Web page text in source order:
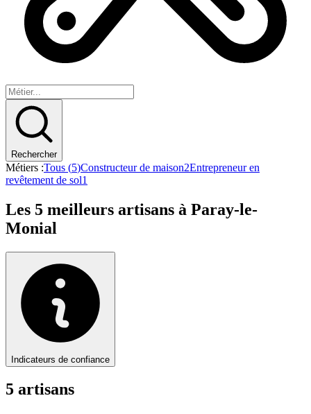
Rechercher
Métiers :Tous (5)Constructeur de maison2Entrepreneur en
revêtement de sol1
Les 5 meilleurs artisans à Paray-le-
Monial
Indicateurs de confiance
5 artisans